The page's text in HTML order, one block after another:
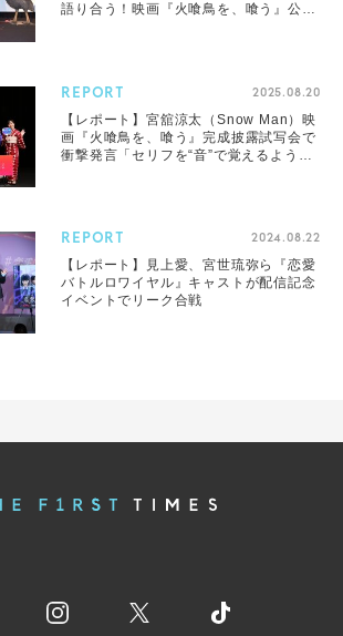
語り合う！映画『火喰鳥を、喰う』公開
REPORT 2025.08.20
【レポート】宮舘涼太（Snow Man）映
画『火喰鳥を、喰う』完成披露試写会で
衝撃発言「セリフを“音”で覚えるように
REPORT 2024.08.22
【レポート】見上愛、宮世琉弥ら『恋愛
バトルロワイヤル』キャストが配信記念
イベントでリーク合戦